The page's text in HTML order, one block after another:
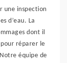
une inspection
d’eau. La
dont il
réparer le
équipe de